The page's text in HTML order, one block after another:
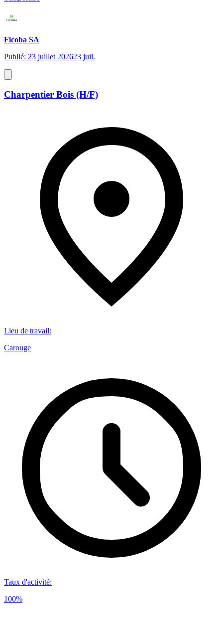
Ficoba SA
Publié: 23 juillet 202623 juil.
Charpentier Bois (H/F)
Lieu de travail:
Carouge
Taux d'activité:
100%